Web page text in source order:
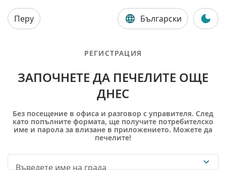
Перу Български
РЕГИСТРАЦИЯ
ЗАПОЧНЕТЕ ДА ПЕЧЕЛИТЕ ОЩЕ
ДНЕС
Без посещение в офиса и разговор с управителя. След
като попълните формата, ще получите потребителско
име и парола за влизане в приложението. Можете да
печелите!
Въведете име на града